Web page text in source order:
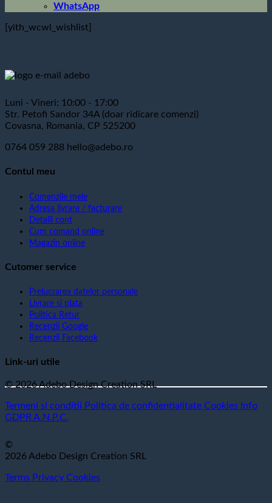
WhatsApp
[yith_wcwl_wishlist]
Luni - Vineri: 10:00 - 17:00
Str. Petofi Sandor 34A (doar ridicare comenzi)
Covasna, Romania, CP 525200
0764 059 288 hello@adebo.ro
Contul meu
Comenzile mele
Adresa livrare / facturare
Detalii cont
Cum comand online
Magazin online
Cutomer service
Prelucrarea datelor personale
Livrare si plata
Politica Retur
Recenzii Google
Recenzii Facebook
Link-uri utile
© 2026 Adebo Design Creation SRL
Termeni si conditii Politica de confidentialitate Cookies Info
GDPR A.N.P.C.
©
2026 Adebo Design Creation SRL
Terms Privacy Cookies